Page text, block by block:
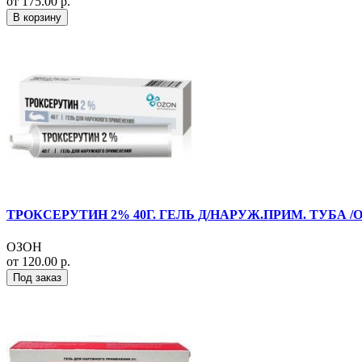
В корзину
ТРОКСЕРУТИН 2% 40Г. ГЕЛЬ Д/НАРУЖ.ПРИМ. ТУБА /
ОЗОН
от 120.00 р.
Под заказ